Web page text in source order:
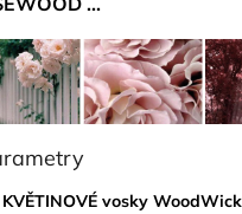
KVĚTINOVÉ vosky WoodWick